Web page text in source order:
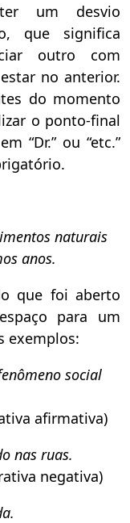
um desvio
que significa
outro com
no anterior.
do momento
o ponto-final
“Dr.” ou “etc.”
naturais
anos.
que foi aberto
para um
exemplos:
social
afirmativa)
nas ruas.
negativa)